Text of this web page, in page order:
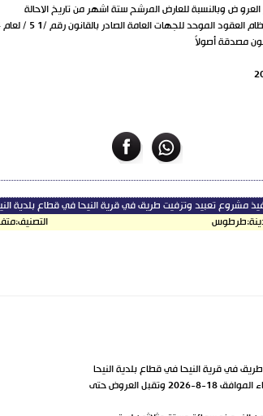
ض وبالنسبة للعارض المرشح ستة اشهر من تاريخ الاحالة
للجهات العامة الصادر بالقانون رقم /1 5 / لعام 2004 0
مصدقة أصولاً
مشروع تعبيد وتزفيت طريق في قرية النيحا في قطاع بلدية
طرطوس التصنيف:
في قرية النيحا في قطاع بلدية النيحا
العروض حتى